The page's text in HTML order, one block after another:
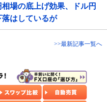
場の底上げ効果、ドル円
はしているが
>>最新記事一覧へ